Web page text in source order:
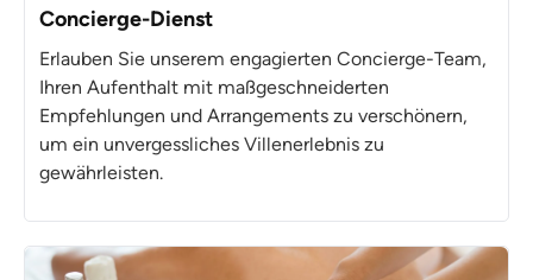
Concierge-Dienst
Erlauben Sie unserem engagierten Concierge-Team,
Ihren Aufenthalt mit maßgeschneiderten
Empfehlungen und Arrangements zu verschönern,
um ein unvergessliches Villenerlebnis zu
gewährleisten.